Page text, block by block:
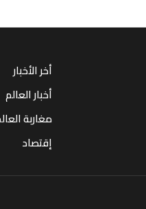
أخر الأخبار
أخبار العالم
مغاربة
إقتصاد